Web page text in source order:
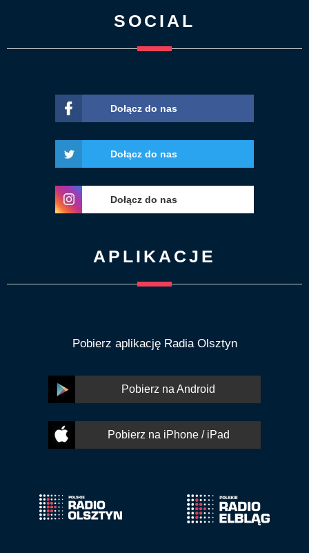
SOCIAL
Dołącz do nas
Dołącz do nas
Dołącz do nas
APLIKACJE
Pobierz aplikację Radia Olsztyn
Pobierz na Android
Pobierz na iPhone / iPad